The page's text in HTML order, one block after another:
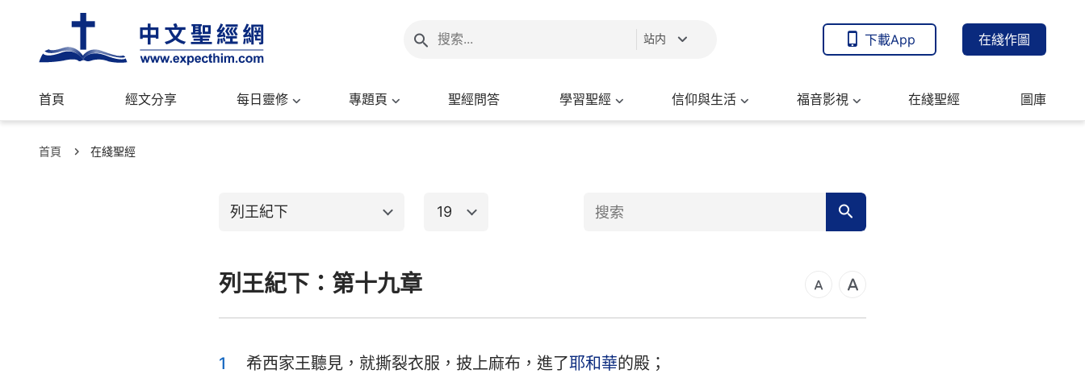
站内 下載App 在綫作圖
首頁 經文分享 每日靈修 專題頁 聖經問答 學習聖經 信仰與生活 福音影視 在綫聖經 圖庫
首頁 在綫聖經
列王紀下
舊約聖經
利未記 民數記 路加福音
19
22
23 24 25
列王紀下：第十九章
1 希西家王聽見，就撕裂衣服，披上麻布，進了耶和華的殿；